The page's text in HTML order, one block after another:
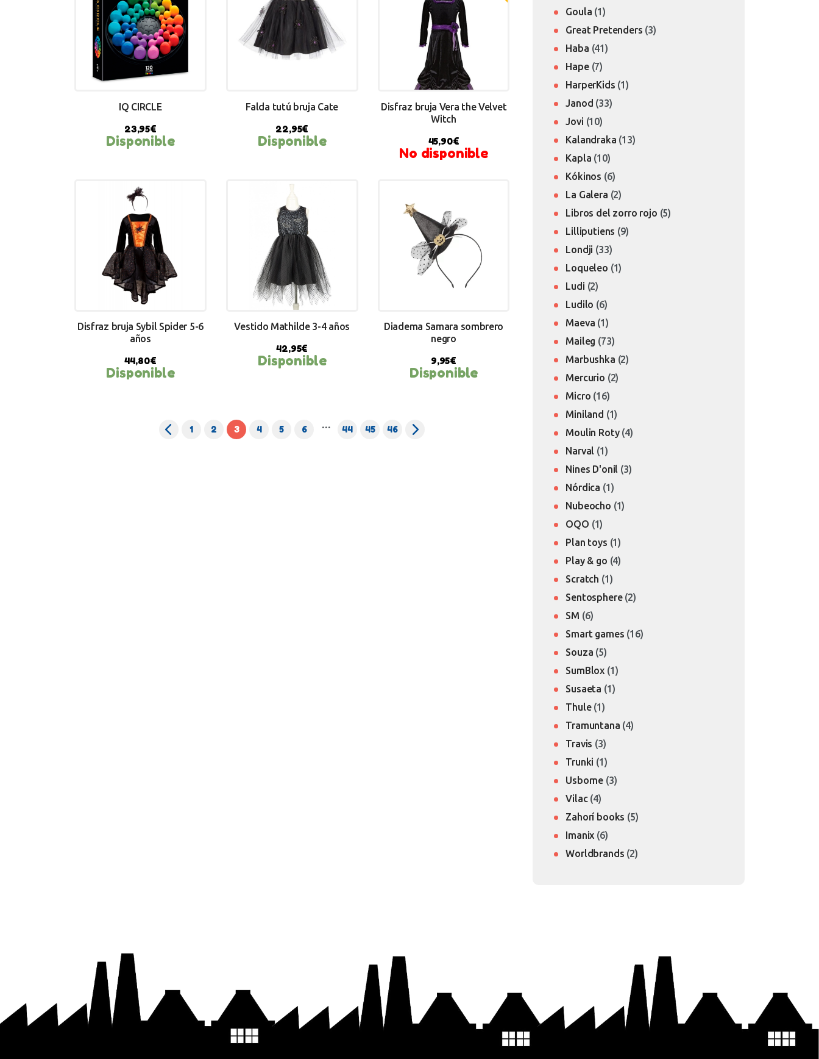
BUY NOW
IQ CIRCLE
23,95€
Disponible
BUY NOW
Falda tutú bruja Cate
22,95€
Disponible
Disfraz bruja Vera the Velvet
Witch
45,90€
No disponible
BUY NOW
Disfraz bruja Sybil Spider 5-6
años
44,80€
Disponible BUY NOW
Vestido Mathilde 3-4 años
42,95€
Disponible
BUY NOW
Diadema Samara sombrero
negro
9,95€
Disponible
1 2 3 4 5 6 … 44 45 46
→
Goula (1)
Great Pretenders (3)
Haba (41)
Hape (7)
HarperKids (1)
Janod (33)
Jovi (10)
Kalandraka (13)
Kapla (10)
Kókinos (6)
La Galera (2)
Libros del zorro rojo (5)
Lilliputiens (9)
Londji (33)
Loqueleo (1)
Ludi (2)
Ludilo (6)
Maeva (1)
Maileg (73)
Marbushka (2)
Mercurio (2)
Micro (16)
Miniland (1)
Moulin Roty (4)
Narval (1)
Nines D'onil (3)
Nórdica (1)
Nubeocho (1)
OQO (1)
Plan toys (1)
Play & go (4)
Scratch (1)
Sentosphere (2)
SM (6)
Smart games (16)
Souza (5)
SumBlox (1)
Susaeta (1)
Thule (1)
Tramuntana (4)
Travis (3)
Trunki (1)
Usborne (3)
Vilac (4)
Zahorí books (5)
Imanix (6)
Worldbrands (2)